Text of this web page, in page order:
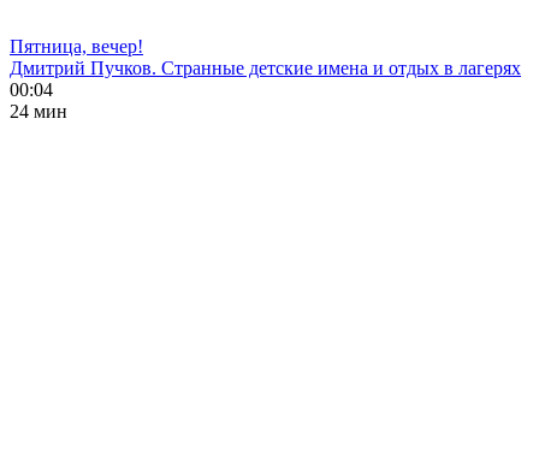
Пятница, вечер!
Дмитрий Пучков. Странные детские имена и отдых в лагерях
00:04
24 мин